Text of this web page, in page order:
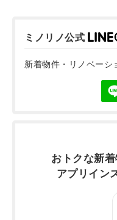
ミノリノ公式
新着物件・リノベーシ
おトクな新
アプリイン